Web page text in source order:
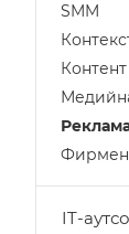
SMM
Контент
IT-